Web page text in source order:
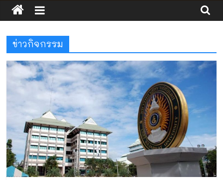
การศึกษาที่ 1/2569
ประกาศ รับสมัครและรับรายงานตัวนักศึกษาใหม่ ระดับปริญญาตรี
ส่ง
เสริม
วิชาการ
และ
งาน
ทะเบียน
ข่าวกิจกรรม